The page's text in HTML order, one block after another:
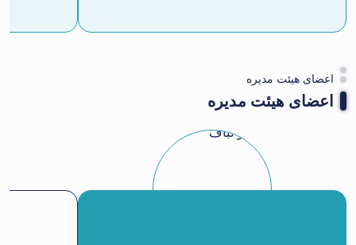
اعضای هیئت مدیره
اعضای هیئت مدیره